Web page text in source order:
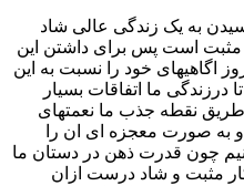
به یک زندگی عالی شاد
مثبت است پس برای داشتن این
اگاهیهای خود را نسبت به این
ما اتفاقات بسیار
نقطه جذب ما نعمتهای
به صورت معجزه ای ان را
چون قدرت ذهن در دستان ما
مثبت و شاد درست ازان